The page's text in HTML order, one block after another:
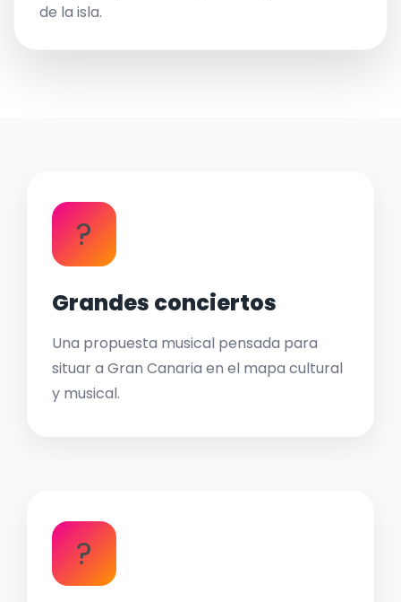
de la isla.
?
Grandes conciertos
Una propuesta musical pensada para
situar a Gran Canaria en el mapa cultural
y musical.
?